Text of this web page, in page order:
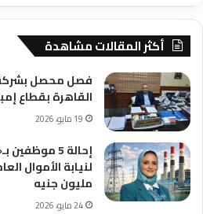
أكثر المقالات مشاهدة
فصل محصل
القاهرة بقطاع
19 مايو، 2026
إحالة 5
مليون جنيه
24 مايو، 2026